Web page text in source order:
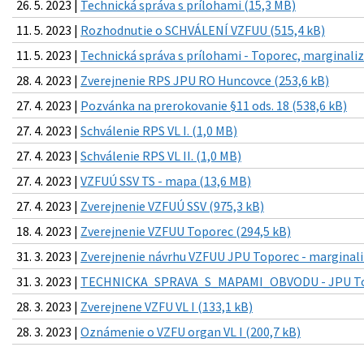
26. 5. 2023 | Technická správa s prílohami (15,3 MB)
11. 5. 2023 | Rozhodnutie o SCHVÁLENÍ VZFUU (515,4 kB)
11. 5. 2023 | Technická správa s prílohami - Toporec,
28. 4. 2023 | Zverejnenie RPS JPU RO Huncovce (253,6 kB)
27. 4. 2023 | Pozvánka na prerokovanie §11 ods. 18 (538,6 kB)
27. 4. 2023 | Schválenie RPS VL I. (1,0 MB)
27. 4. 2023 | Schválenie RPS VL II. (1,0 MB)
27. 4. 2023 | VZFUÚ SSV TS - mapa (13,6 MB)
27. 4. 2023 | Zverejnenie VZFUÚ SSV (975,3 kB)
18. 4. 2023 | Zverejnenie VZFUU Toporec (294,5 kB)
31. 3. 2023 | Zverejnenie návrhu VZFUU JPU Toporec -
31. 3. 2023 | TECHNICKA_SPRAVA_S_MAPAMI_OBVODU - JPU
28. 3. 2023 | Zverejnene VZFU VL I (133,1 kB)
28. 3. 2023 | Oznámenie o VZFU organ VL I (200,7 kB)